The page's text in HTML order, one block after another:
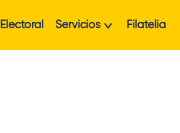
Electoral Servicios Filatelia